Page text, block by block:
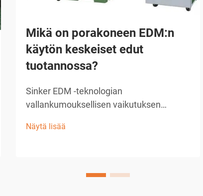
Mikä on porakoneen EDM:n
käytön keskeiset edut
tuotannossa?
Sinker EDM -teknologian
vallankumouksellisen vaikutuksen
vaatii tarkkuutta, tehokkuutta ja
tunnetaan myös ram-EDM:nä tai
Näytä lisää